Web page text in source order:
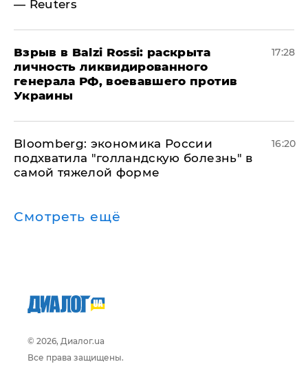
— Reuters
​Взрыв в Balzi Rossi: раскрыта
личность ликвидированного
генерала РФ, воевавшего против
Украины
17:28
Bloomberg: экономика России
подхватила "голландскую болезнь" в
самой тяжелой форме
16:20
Смотреть ещё
© 2026, Диалог.ua
Все права защищены.